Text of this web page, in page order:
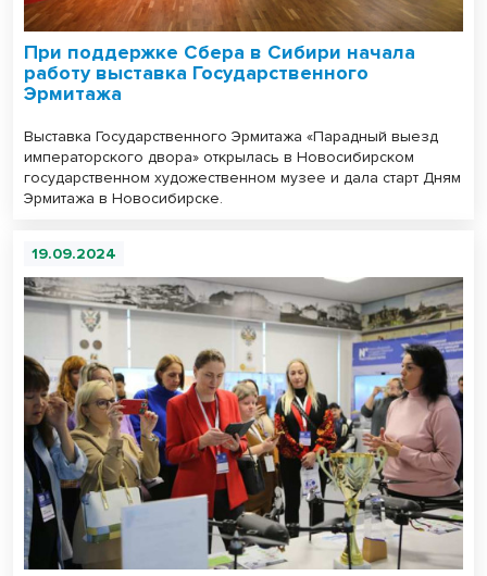
При поддержке Сбера в Сибири начала
работу выставка Государственного
Эрмитажа
Выставка Государственного Эрмитажа «Парадный выезд
императорского двора» открылась в Новосибирском
государственном художественном музее и дала старт Дням
Эрмитажа в Новосибирске.
19.09.2024